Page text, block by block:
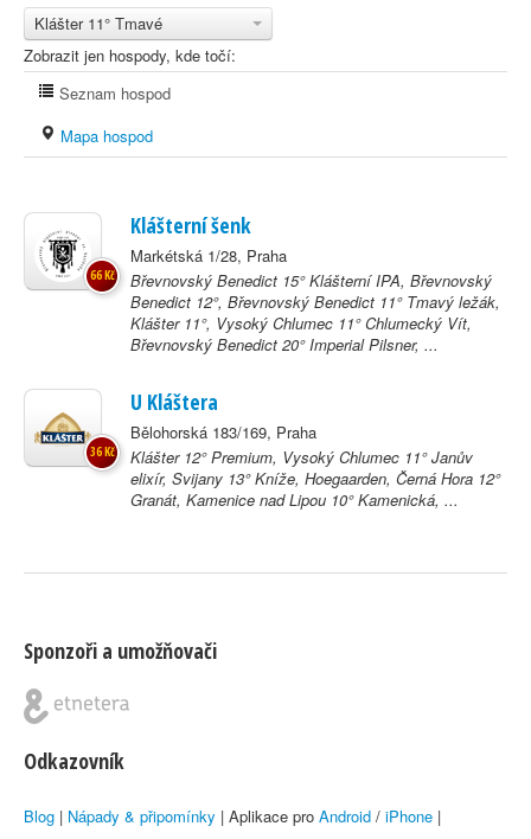
Klášter 11° Tmavé
Zobrazit jen hospody, kde točí:
Seznam hospod
Mapa hospod
Klášterní šenk
Markétská 1/28, Praha
Břevnovský Benedict 15° Klášterní IPA, Břevnovský
Benedict 12°, Břevnovský Benedict 11° Tmavý ležák,
Klášter 11°, Vysoký Chlumec 11° Chlumecký Vít,
Břevnovský Benedict 20° Imperial Pilsner, ...
66 Kč
U Kláštera
Bělohorská 183/169, Praha
Klášter 12° Premium, Vysoký Chlumec 11° Janův
elixír, Svijany 13° Kníže, Hoegaarden, Černá Hora 12°
Granát, Kamenice nad Lipou 10° Kamenická, ...
36 Kč
Sponzoři a umožňovači
Odkazovník
Blog | Nápady & připomínky | Aplikace pro Android / iPhone |